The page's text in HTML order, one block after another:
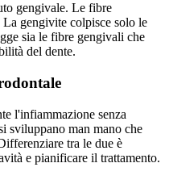
gengivale. Le fibre
gengivite colpisce solo le
sia le fibre gengivali che
del dente.
l'infiammazione senza
sviluppano man mano che
tra le due è
e pianificare il trattamento.